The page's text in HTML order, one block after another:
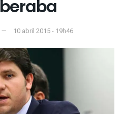
10 abril 2015 - 19h46